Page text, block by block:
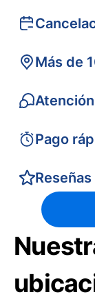
Más de
Pago